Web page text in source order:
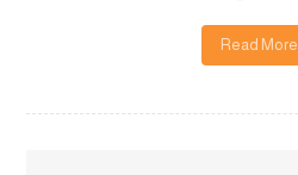
Read More